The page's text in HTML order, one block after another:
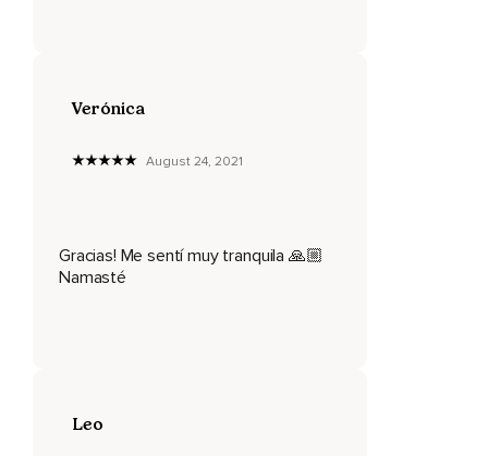
Vamos a abrir espacio allí.
Visualiza,
Siente o imagina que el aire fresco que entra abre espacio.
Verónica
August 24, 2021
Gracias! Me sentí muy tranquila 🙏🏼
Namasté
Leo